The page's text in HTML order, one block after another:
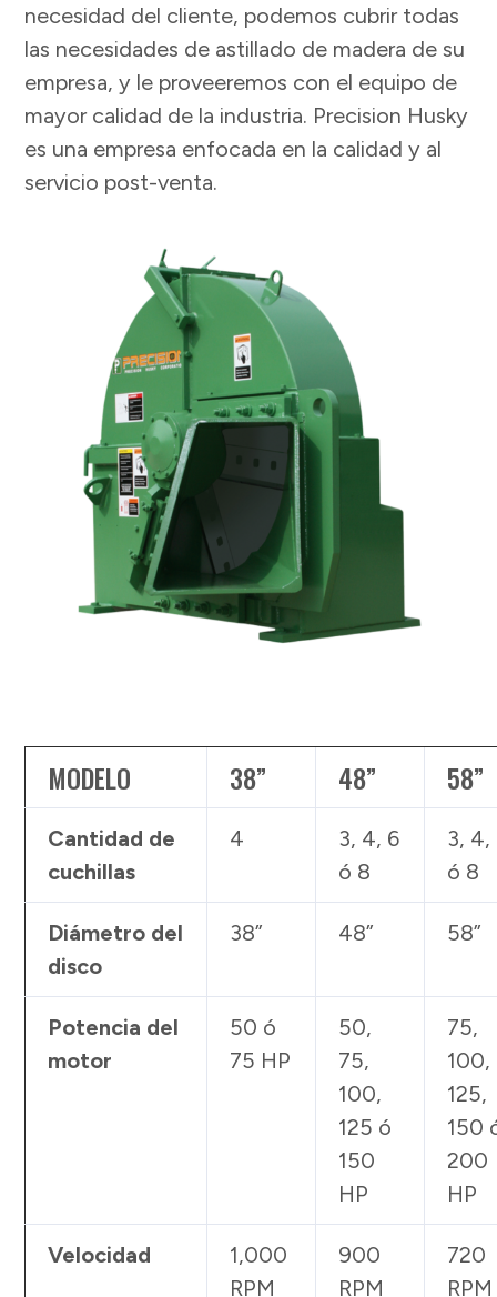
necesidad del cliente, podemos cubrir todas
las necesidades de astillado de madera de su
empresa, y le proveeremos con el equipo de
mayor calidad de la industria. Precision Husky
es una empresa enfocada en la calidad y al
servicio post-venta.
MODELO 38” 48” 58”
Cantidad de
cuchillas
4
3, 4, 6
ó 8
3, 4,
ó 8
Diámetro del
disco
38” 48” 58”
Potencia del
motor
50 ó
75 HP
50,
75,
100,
125 ó
150
HP
75,
100,
125,
150
200
HP
Velocidad
1,000
RPM
900
RPM
720
RPM